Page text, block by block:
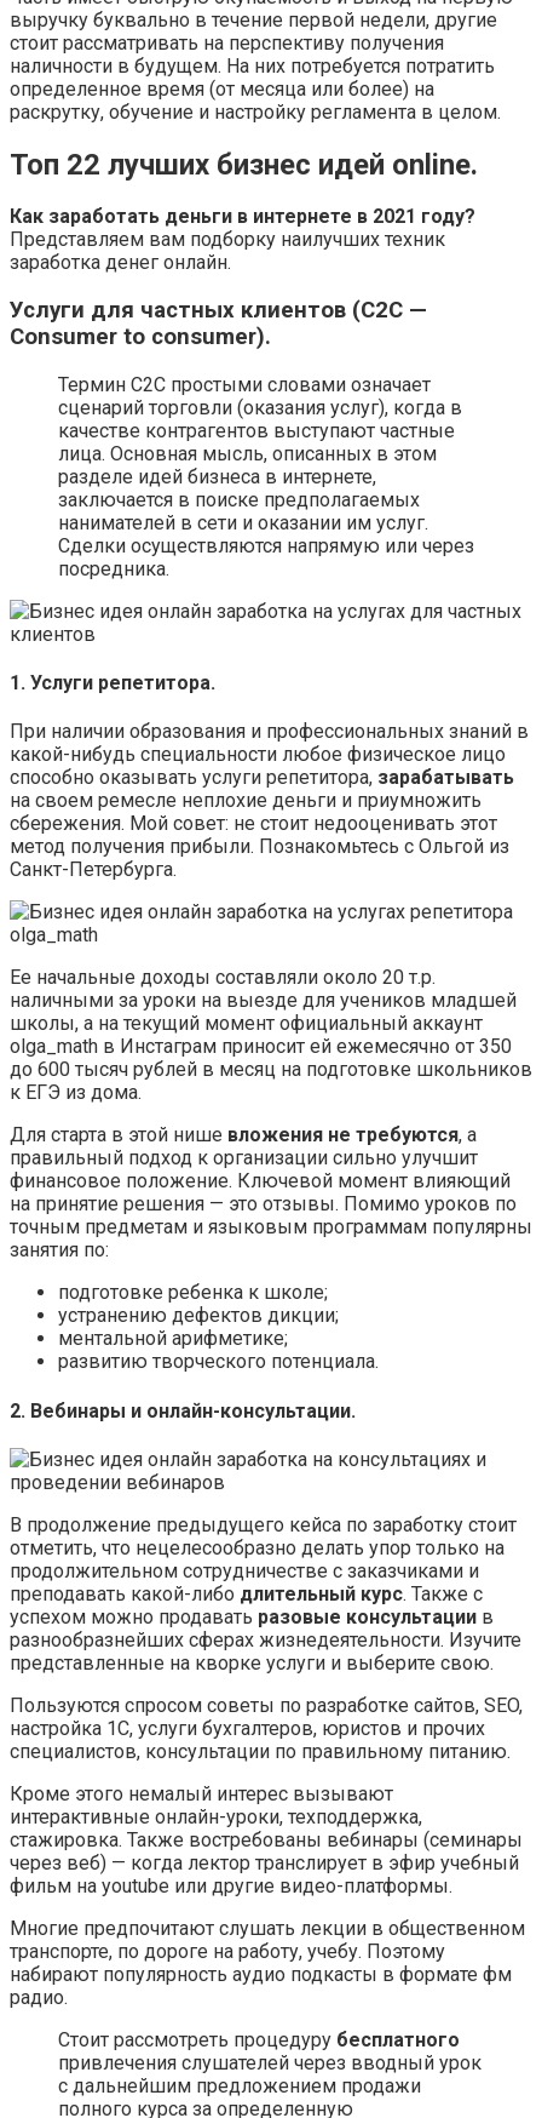
выручку буквально в течение первой недели, другие
стоит рассматривать на перспективу получения
наличности в будущем. На них потребуется потратить
определенное время (от месяца или более) на
раскрутку, обучение и настройку регламента в целом.
Топ 22 лучших бизнес идей online.
Как заработать деньги в интернете в 2021 году?
Представляем вам подборку наилучших техник
заработка денег онлайн.
Услуги для частных клиентов (C2C —
Consumer to consumer).
Термин C2C простыми словами означает
сценарий торговли (оказания услуг), когда в
качестве контрагентов выступают частные
лица. Основная мысль, описанных в этом
разделе идей бизнеса в интернете,
заключается в поиске предполагаемых
нанимателей в сети и оказании им услуг.
Сделки осуществляются напрямую или через
посредника.
1. Услуги репетитора.
При наличии образования и профессиональных знаний в
какой-нибудь специальности любое физическое лицо
способно оказывать услуги репетитора, зарабатывать
на своем ремесле неплохие деньги и приумножить
сбережения. Мой совет: не стоит недооценивать этот
метод получения прибыли. Познакомьтесь с Ольгой из
Санкт-Петербурга.
Ее начальные доходы составляли около 20 т.р.
наличными за уроки на выезде для учеников младшей
школы, а на текущий момент официальный аккаунт
olga_math в Инстаграм приносит ей ежемесячно от 350
до 600 тысяч рублей в месяц на подготовке школьников
к ЕГЭ из дома.
Для старта в этой нише вложения не требуются, а
правильный подход к организации сильно улучшит
финансовое положение. Ключевой момент влияющий
на принятие решения — это отзывы. Помимо уроков по
точным предметам и языковым программам популярны
занятия по:
подготовке ребенка к школе;
устранению дефектов дикции;
ментальной арифметике;
развитию творческого потенциала.
2. Вебинары и онлайн-консультации.
В продолжение предыдущего кейса по заработку стоит
отметить, что нецелесообразно делать упор только на
продолжительном сотрудничестве с заказчиками и
преподавать какой-либо длительный курс. Также с
успехом можно продавать разовые консультации в
разнообразнейших сферах жизнедеятельности. Изучите
представленные на кворке услуги и выберите свою.
Пользуются спросом советы по разработке сайтов, SEO,
настройка 1С, услуги бухгалтеров, юристов и прочих
специалистов, консультации по правильному питанию.
Кроме этого немалый интерес вызывают
интерактивные онлайн-уроки, техподдержка,
стажировка. Также востребованы вебинары (семинары
через веб) — когда лектор транслирует в эфир учебный
фильм на youtube или другие видео-платформы.
Многие предпочитают слушать лекции в общественном
транспорте, по дороге на работу, учебу. Поэтому
набирают популярность аудио подкасты в формате фм
радио.
Стоит рассмотреть процедуру бесплатного
привлечения слушателей через вводный урок
с дальнейшим предложением продажи
полного курса за определенную